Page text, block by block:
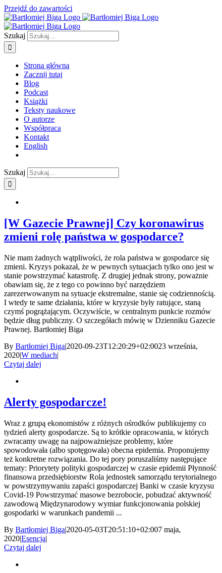
Przejdź do zawartości
Szukaj
Strona główna
Zacznij tutaj
Blog
Podcast
Książki
Teksty naukowe
O autorze
Współpraca
Kontakt
English
Szukaj
[W Gazecie Prawnej] Czy koronawirus
zmieni rolę państwa w gospodarce?
Nie mam żadnych wątpliwości, że rola państwa w gospodarce się
zmieni. Kryzys pokazał, że w pewnych sytuacjach tylko ono jest w
stanie powstrzymać katastrofę. Z drugiej jednak strony, poważnie
obawiam się, że z tego co powinno być narzędziem
zarezerwowanym na sytuacje ekstremalne, stanie się codziennością.
I wtedy te same działania, które w kryzysie były ratujące, staną
czymś pogrążającym. Oczywiście, w centralnym punkcie rozmów
będzie dług publiczny. O szczegółach mówię w Dzienniku Gazecie
Prawnej. Bartłomiej Biga
By Bartłomiej Biga|2020-09-23T12:20:29+02:0023 września,
2020|W mediach|
Czytaj dalej
Alerty gospodarcze!
Wraz z grupą ekonomistów z różnych ośrodków publikujemy co
tydzień alerty gospodarcze. Są to krótkie opracowania, w których
zwracamy uwagę na najpoważniejsze problemy, które
spowodowała (albo spotęgowała) obecna epidemia. Proponujemy
też konkretne rozwiązania. Do tej pory poruszaliśmy następujące
tematy: Priorytety polityki gospodarczej w czasie epidemii Płynność
finansowa przedsiębiorstw Rola jednostek samorządu terytorialnego
w powstrzymywaniu zapaści gospodarczej Banki w czasie kryzysu
Covid-19 Powstrzymać masowe bezrobocie, pobudzać aktywność
zawodową Międzynarodowy wymiar funkcjonowania polskiej
gospodarki w warunkach pandemii ...
By Bartłomiej Biga|2020-05-03T20:51:10+02:007 maja,
2020|Esencja|
Czytaj dalej